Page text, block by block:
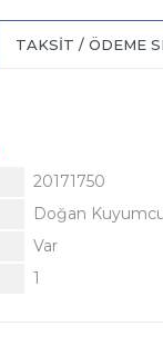
TAKSIT / ÖDEME
20171750
Doğan
Var
1